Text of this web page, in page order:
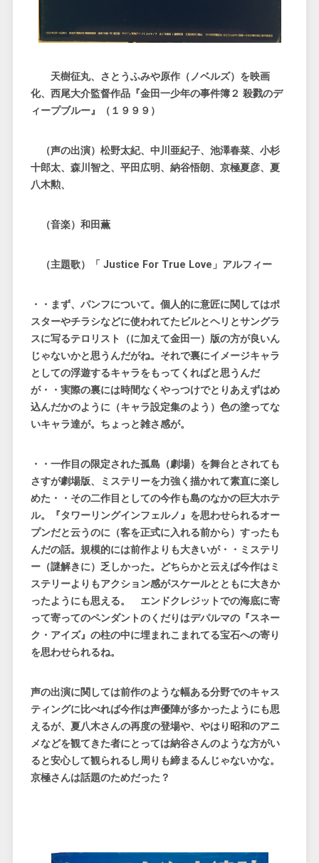
天樹征丸、さとうふみや原作（ノベルズ）を映画
化、西尾大介監督作品『金田一少年の事件簿２ 殺戮のデ
ィープブルー』（１９９９）
（声の出演）松野太紀、中川亜紀子、池澤春菜、小杉
十郎太、森川智之、平田広明、納谷悟朗、京極夏彦、夏
八木勲、
（音楽）和田薫
（主題歌）「 Justice For True Love」アルフィー
・・まず、パンフについて。個人的に意匠に関してはポ
スターやチラシなどに使われてたビルとヘリとサングラ
スに写るテロリスト（に加えて金田一）版の方が良いん
じゃないかと思うんだがね。それで裏にイメージキャラ
としての浮遊するキャラをもってくればと思うんだ
が・・実際の裏には時間なくやっつけでとりあえずはめ
込んだかのように（キャラ設定集のよう）色の塗ってな
いキャラ達が。ちょっと雑さ感が。
・・一作目の限定された孤島（劇場）を舞台とされても
さすが劇場版、ミステリーを力強く描かれて素直に楽し
めた・・その二作目としての今作も島のなかの巨大ホテ
ル。『タワーリングインフェルノ』を思わせられるオー
プンだと云うのに（客を正式に入れる前から）すったも
んだの話。規模的には前作よりも大きいが・・ミステリ
ー（謎解きに）乏しかった。どちらかと云えば今作はミ
ステリーよりもアクション感がスケールとともに大きか
ったようにも思える。 エンドクレジットでの海底に寄
って寄ってのペンダントのくだりはデパルマの『スネー
ク・アイズ』の柱の中に埋まれこまれてる宝石への寄り
を思わせられるね。
声の出演に関しては前作のような幅ある分野でのキャス
ティングに比べれば今作は声優陣が多かったようにも思
えるが、夏八木さんの再度の登場や、やはり昭和のアニ
メなどを観てきた者にとっては納谷さんのような方がい
ると安心して観られるし周りも締まるんじゃないかな。
京極さんは話題のためだった？